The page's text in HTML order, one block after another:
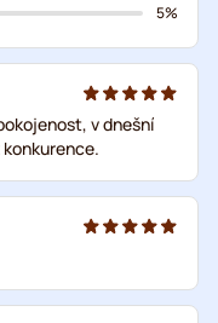
5%
v dnešní
konkurence.